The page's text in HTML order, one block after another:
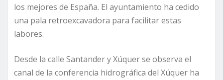
los mejores de España. El ayuntamiento ha cedido
una pala retroexcavadora para facilitar estas
labores.
Desde la calle Santander y Xúquer se observa el
canal de la conferencia hidrográfica del Xúquer ha